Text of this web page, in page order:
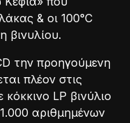
& οι 100°C
βινυλίου.
την προηγούμενη
πλέον στις
LP βινύλιο
αριθμημένων